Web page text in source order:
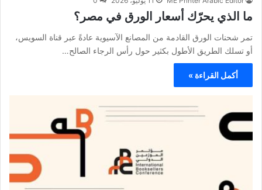
ما الذي يحرّك أسعار الورق في مصر؟
تمر شحنات الورق القادمة من المصانع الآسيوية عادةً عبر قناة السويس،
أو تسلك الطريق الأطول بكثير حول رأس الرجاء الصالح…
أكمل القراءة »